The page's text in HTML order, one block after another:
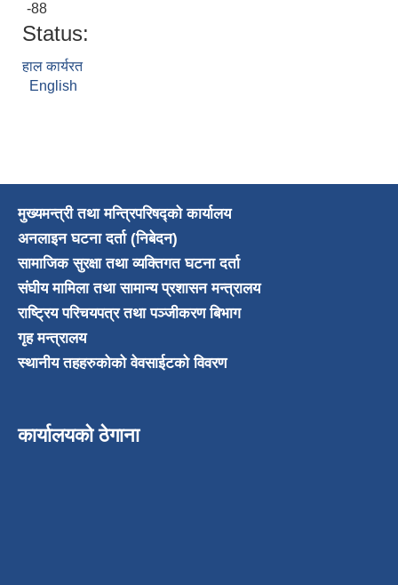
-88
Status:
हाल कार्यरत
English
मुख्यमन्त्री तथा मन्त्रिपरिषद्को कार्यालय
अनलाइन घटना दर्ता (निबेदन)
सामाजिक सुरक्षा तथा व्यक्तिगत घटना दर्ता
संघीय मामिला तथा सामान्य प्रशासन मन्त्रालय
राष्ट्रिय परिचयपत्र तथा पञ्जीकरण बिभाग
गृह मन्त्रालय
स्थानीय तहहरुकोको वेवसाईटको विवरण
कार्यालयको ठेगाना